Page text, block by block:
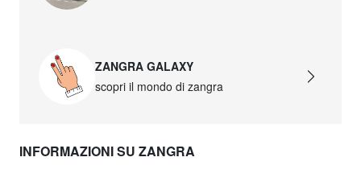
ZANGRA GALAXY
scopri il mondo di zangra
INFORMAZIONI SU ZANGRA